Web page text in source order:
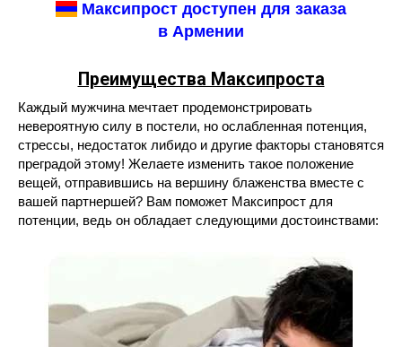
Максипрост доступен для заказа
в Армении
Преимущества Максипроста
Каждый мужчина мечтает продемонстрировать
невероятную силу в постели, но ослабленная потенция,
стрессы, недостаток либидо и другие факторы становятся
преградой этому! Желаете изменить такое положение
вещей, отправившись на вершину блаженства вместе с
вашей партнершей? Вам поможет Максипрост для
потенции, ведь он обладает следующими достоинствами: